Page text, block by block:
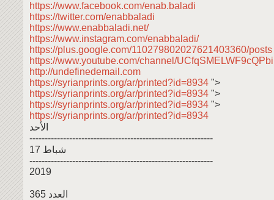
https://www.facebook.com/enab.baladi
https://twitter.com/enabbaladi
https://www.enabbaladi.net/
https://www.instagram.com/enabbaladi/
https://plus.google.com/110279802027621403360/posts
https://www.youtube.com/channel/
http://undefinedemail.com
https://syrianprints.org/ar/printed?id=8934 ">
https://syrianprints.org/ar/printed?id=8934 ">
https://syrianprints.org/ar/printed?id=8934 ">
https://syrianprints.org/ar/printed?id=8934
الأحد
------------------------------------------------------------
17 شباط
------------------------------------------------------------
2019
العدد 365